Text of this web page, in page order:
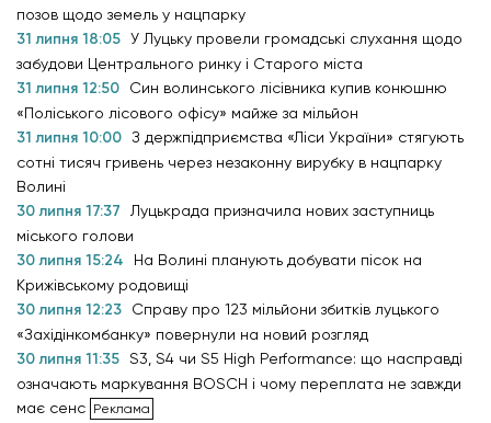
позов щодо земель у нацпарку
31 липня 18:05 У Луцьку провели громадські слухання щодо
забудови Центрального ринку і Старого міста
31 липня 12:50
Син волинського лісівника купив конюшню
«Поліського лісового офісу» майже за мільйон
31 липня 10:00 З держпідприємства «Ліси України» стягують
сотні тисяч гривень через незаконну вирубку в нацпарку
Волині
30 липня 17:37
Луцькрада призначила нових заступниць
міського голови
30 липня 15:24
На Волині планують добувати пісок на
Крижівському родовищі
30 липня 12:23
Справу про 123 мільйони збитків луцького
«Західінкомбанку» повернули на новий розгляд
30 липня 11:35 S3, S4 чи S5 High Performance: що насправді
означають маркування BOSCH і чому переплата не завжди
має сенс